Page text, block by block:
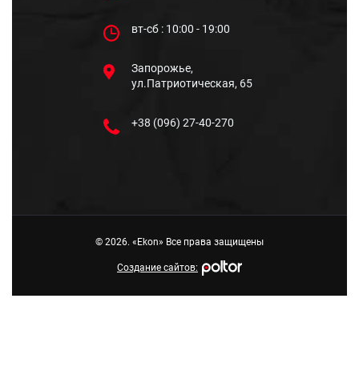
вт-сб : 10:00 - 19:00
Запорожье,
ул.Патриотическая, 65
+38 (096) 27-40-270
© 2026. «Ekon» Все права защищены
Создание сайтов: